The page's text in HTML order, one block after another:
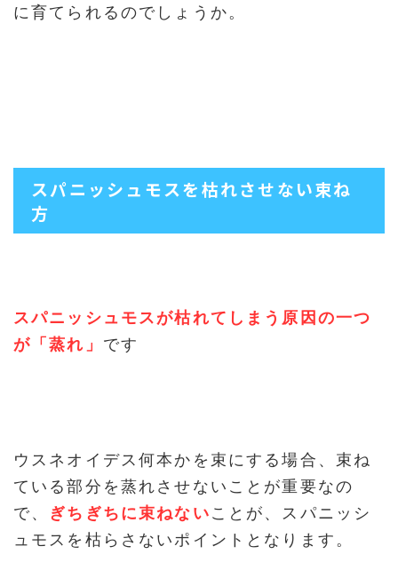
に育てられるのでしょうか。
スパニッシュモスを枯れさせない束ね
方
スパニッシュモスが枯れてしまう原因の一つ
が「蒸れ」 です
ウスネオイデス何本かを束にする場合、束ね
ている部分を蒸れさせないことが重要なの
で、 ぎちぎちに束ねないことが、スパニッシ
ュモスを枯らさないポイントとなります。